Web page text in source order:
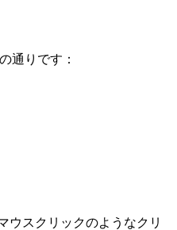
通りです：
ウスクリックのようなクリ